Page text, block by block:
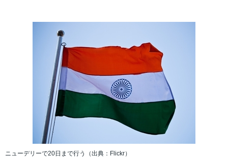
ニューデリーで20日まで行う（出典：Flickr）